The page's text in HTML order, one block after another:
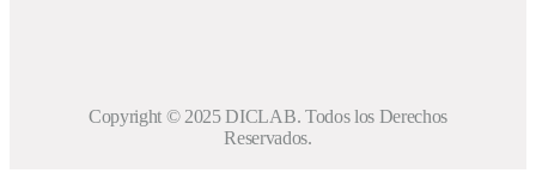
Copyright © 2025 DICLAB. Todos los Derechos
Reservados.